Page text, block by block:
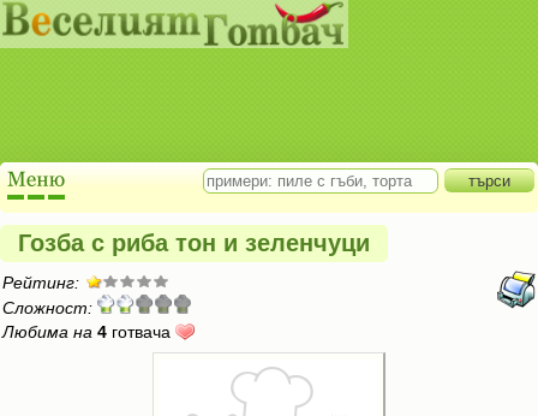
Гозба с риба тон и зеленчуци
Рейтинг:
Сложност:
Любима на 4 готвача